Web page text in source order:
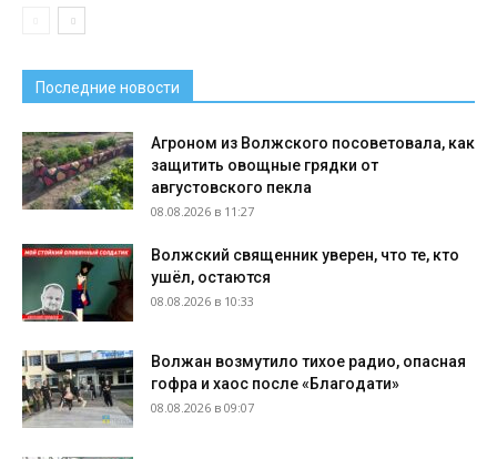
Последние новости
Агроном из Волжского посоветовала, как
защитить овощные грядки от
августовского пекла
08.08.2026 в 11:27
Волжский священник уверен, что те, кто
ушёл, остаются
08.08.2026 в 10:33
Волжан возмутило тихое радио, опасная
гофра и хаос после «Благодати»
08.08.2026 в 09:07